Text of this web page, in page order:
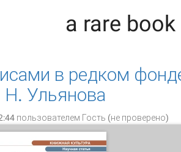
a rare book
в редком
Ульянова
пользователем Гость (не проверено)